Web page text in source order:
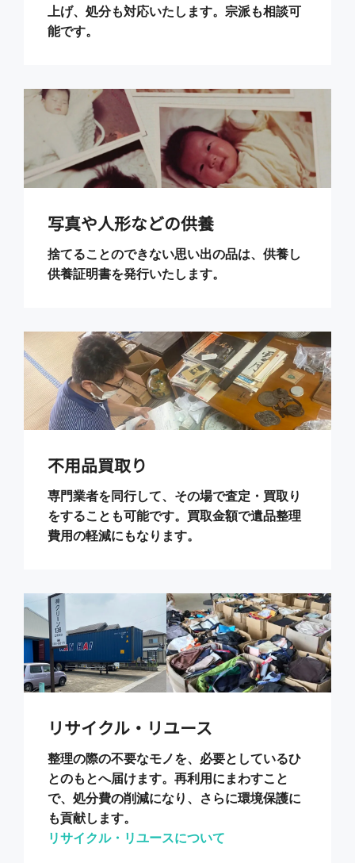
上げ、処分も対応いたします。宗派も相談可
能です。
写真や人形などの供養
捨てることのできない思い出の品は、供養し
供養証明書を発行いたします。
不用品買取り
専門業者を同行して、その場で査定・買取り
をすることも可能です。買取金額で遺品整理
費用の軽減にもなります。
リサイクル・リユース
整理の際の不要なモノを、必要としているひ
とのもとへ届けます。再利用にまわすこと
で、処分費の削減になり、さらに環境保護に
も貢献します。
リサイクル・リユースについて